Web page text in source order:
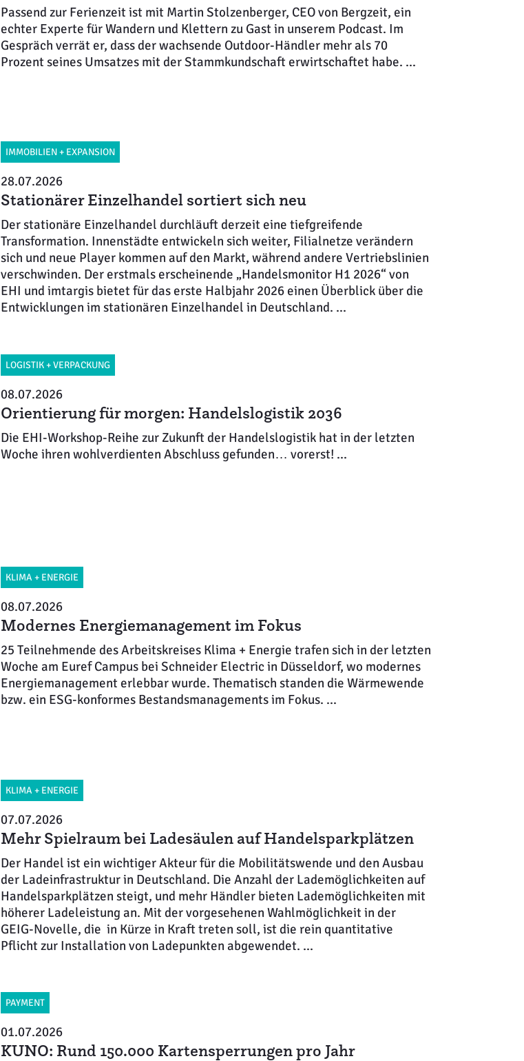
Passend zur Ferienzeit ist mit Martin Stolzenberger, CEO von Bergzeit, ein
echter Experte für Wandern und Klettern zu Gast in unserem Podcast. Im
Gespräch verrät er, dass der wachsende Outdoor-Händler mehr als 70
Prozent seines Umsatzes mit der Stammkundschaft erwirtschaftet habe. ...
IMMOBILIEN + EXPANSION
28.07.2026
Stationärer Einzelhandel sortiert sich neu
Der stationäre Einzelhandel durchläuft derzeit eine tiefgreifende
Transformation. Innenstädte entwickeln sich weiter, Filialnetze verändern
sich und neue Player kommen auf den Markt, während andere Vertriebslinien
verschwinden. Der erstmals erscheinende „Handelsmonitor H1 2026“ von
EHI und imtargis bietet für das erste Halbjahr 2026 einen Überblick über die
Entwicklungen im stationären Einzelhandel in Deutschland. ...
LOGISTIK + VERPACKUNG
08.07.2026
Orientierung für morgen: Handelslogistik 2036
Die EHI-Workshop-Reihe zur Zukunft der Handelslogistik hat in der letzten
Woche ihren wohlverdienten Abschluss gefunden… vorerst! ...
KLIMA + ENERGIE
08.07.2026
Modernes Energiemanagement im Fokus
25 Teilnehmende des Arbeitskreises Klima + Energie trafen sich in der letzten
Woche am Euref Campus bei Schneider Electric in Düsseldorf, wo modernes
Energiemanagement erlebbar wurde. Thematisch standen die Wärmewende
bzw. ein ESG-konformes Bestandsmanagements im Fokus. ...
KLIMA + ENERGIE
07.07.2026
Mehr Spielraum bei Ladesäulen auf Handelsparkplätzen
Der Handel ist ein wichtiger Akteur für die Mobilitätswende und den Ausbau
der Ladeinfrastruktur in Deutschland. Die Anzahl der Lademöglichkeiten auf
Handelsparkplätzen steigt, und mehr Händler bieten Lademöglichkeiten mit
höherer Ladeleistung an. Mit der vorgesehenen Wahlmöglichkeit in der
GEIG-Novelle, die in Kürze in Kraft treten soll, ist die rein quantitative
Pflicht zur Installation von Ladepunkten abgewendet. ...
PAYMENT
01.07.2026
KUNO: Rund 150.000 Kartensperrungen pro Jahr